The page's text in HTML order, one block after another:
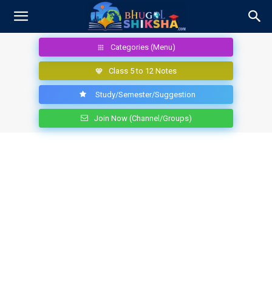
Categories (Menu)
Class 5 to 12 Notes
Study/Semester/Suggestion
Join Now (Channel/Groups)